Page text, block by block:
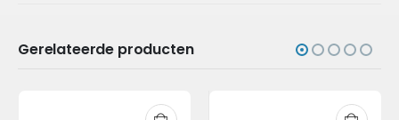
Gerelateerde producten